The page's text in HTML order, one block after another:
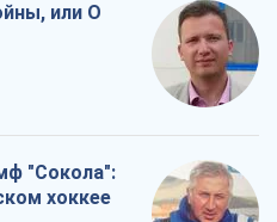
или О
"Сокола":
хоккее